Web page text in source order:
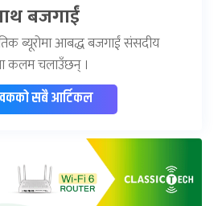
बजगाईं
ब्यूरोमा आबद्ध बजगाईं संसदीय
कलम चलाउँछन् ।
सबै आर्टिकल